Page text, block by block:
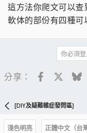
這方法你爬文可以查
軟体的部份有四種可
你必須
分享： Facebook
[DIY及疑難雜症發問區]
淺色明亮
正體中文（台